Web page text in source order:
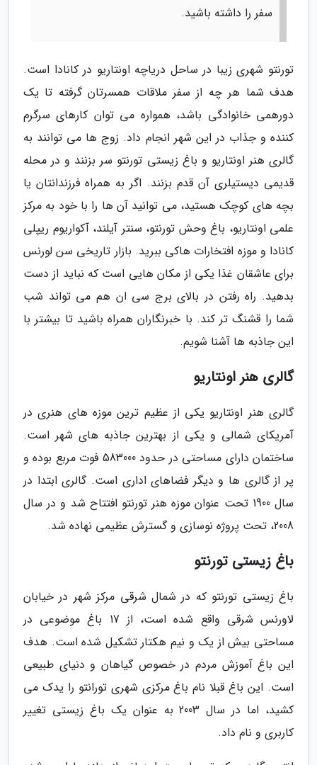
سفر را داشته باشید.
تورنتو شهری زیبا در ساحل دریاچه اونتاریو در کانادا است.
هدف شما هر چه از سفر ملاقات همسرتان گرفته تا یک
دورهمی خانوادگی باشد، همواره می توان کارهای سرگرم
کننده و جذاب در این شهر انجام داد. زوج ها می توانند به
گالری هنر اونتاریو و باغ زیستی تورنتو سر بزنند و در محله
قدیمی دیستیلری آن قدم بزنند. اگر به همراه فرزندانتان یا
بچه های کوچک هستید، می توانید آن ها را با خود به مرکز
علمی اونتاریو، باغ وحش تورنتو، سنتر آیلند، آکواریوم ریپلی
کانادا و موزه افتخارات هاکی ببرید. بازار تاریخی سن لورنس
برای عاشقان غذا یکی از مکان هایی است که نباید از دست
بدهید. راه رفتن در بالای برج سی ان هم می تواند شب
شما را قشنگ تر کند. با خبرنگاران همراه باشید تا بیشتر با
این جاذبه ها آشنا شویم.
گالری هنر اونتاریو
گالری هنر اونتاریو یکی از عظیم ترین موزه های هنری در
آمریکای شمالی و یکی از بهترین جاذبه های شهر است.
ساختمان دارای مساحتی در حدود 583000 فوت مربع بوده و
پر از گالری ها و دیگر فضاهای اداری است. گالری ابتدا در
سال 1900 تحت عنوان موزه هنر تورنتو افتتاح شد و در سال
2008، تحت پروژه نوسازی و گسترش عظیمی نهاده شد.
باغ زیستی تورنتو
باغ زیستی تورنتو که در شمال شرقی مرکز شهر در خیابان
لاورنس شرقی واقع شده است، از 17 باغ موضوعی در
مساحتی بیش از یک و نیم هکتار تشکیل شده است. هدف
این باغ آموزش مردم در خصوص گیاهان و دنیای طبیعی
است. این باغ قبلا نام باغ مرکزی شهری تورانتو را یدک می
کشید، اما در سال 2003 به عنوان یک باغ زیستی تغییر
کاربری و نام داد.